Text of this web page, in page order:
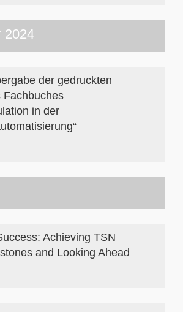
2024
der gedruckten
Fachbuches
in der
Achieving TSN
and Looking Ahead